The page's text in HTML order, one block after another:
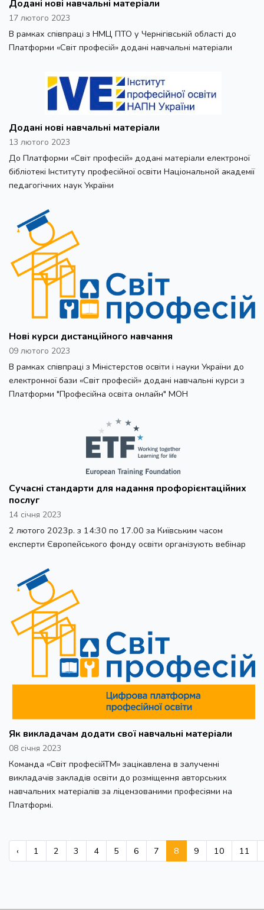
Додані нові навчальні матеріали
17 лютого 2023
В рамках співпраці з НМЦ ПТО у Чернігівській області до
Платформи «Світ професій» додані навчальні матеріали
Додані нові навчальні матеріали
13 лютого 2023
До Платформи «Світ професій» додані матеріали електроної
бібліотекі Інституту професійної освіти Національной академії
педагогічних наук України
Нові курси дистанційного навчання
09 лютого 2023
В рамках співпраці з Міністерстов освіти і науки України до
електронної бази «Світ професій» додані навчальні курси з
Платформи "Професійна освіта онлайн" МОН
Сучасні стандарти для надання профорієнтаційних
послуг
14 січня 2023
2 лютого 2023р. з 14:30 по 17.00 за Київським часом
експерти Європейського фонду освіти організують вебінар
Як викладачам додати свої навчальні матеріали
08 січня 2023
Команда «Світ професійТМ» зацікавлена в залученні
викладачів закладів освіти до розміщення авторських
навчальних матеріалів за ліцензованими професіями на
Платформі.
‹ 1 2 3 4 5 6 7 8 9 10 11